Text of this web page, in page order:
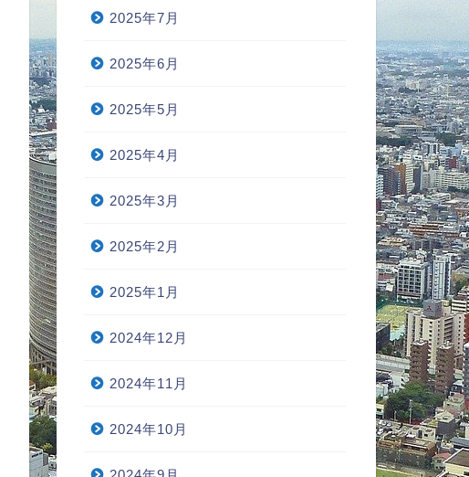
2025年7月
2025年6月
2025年5月
2025年4月
2025年3月
2025年2月
2025年1月
2024年12月
2024年11月
2024年10月